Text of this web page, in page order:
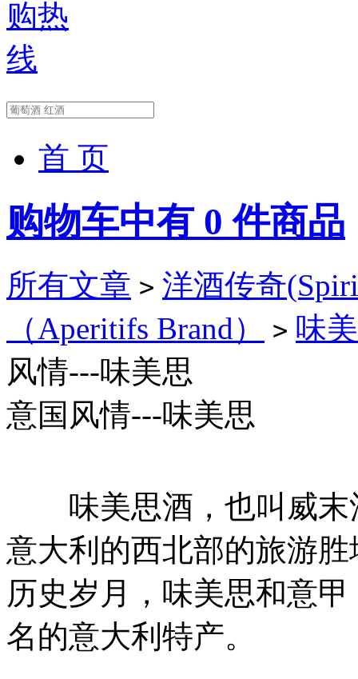
首 页
购物车中有 0 件商品
所有文章 > 洋酒传奇
（Aperitifs Brand）
> 味
风情---味美思
意国风情---味美思
味美思酒，也叫威末
意大利的西北部的旅游
历史岁月，味美思和意
名的意大利特产。